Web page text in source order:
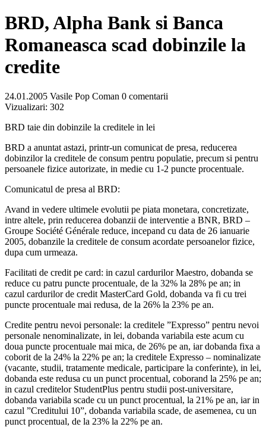
BRD, Alpha Bank si Banca
Romaneasca scad dobinzile la
credite
24.01.2005 Vasile Pop Coman 0 comentarii
Vizualizari: 302
BRD taie din dobinzile la creditele in lei
BRD a anuntat astazi, printr-un comunicat de presa, reducerea
dobinzilor la creditele de consum pentru populatie, precum si pentru
persoanele fizice autorizate, in medie cu 1-2 puncte procentuale.
Comunicatul de presa al BRD:
Avand in vedere ultimele evolutii pe piata monetara, concretizate,
intre altele, prin reducerea dobanzii de interventie a BNR, BRD –
Groupe Société Générale reduce, incepand cu data de 26 ianuarie
2005, dobanzile la creditele de consum acordate persoanelor fizice,
dupa cum urmeaza.
Facilitati de credit pe card: in cazul cardurilor Maestro, dobanda se
reduce cu patru puncte procentuale, de la 32% la 28% pe an; in
cazul cardurilor de credit MasterCard Gold, dobanda va fi cu trei
puncte procentuale mai redusa, de la 26% la 23% pe an.
Credite pentru nevoi personale: la creditele ”Expresso” pentru nevoi
personale nenominalizate, in lei, dobanda variabila este acum cu
doua puncte procentuale mai mica, de 26% pe an, iar dobanda fixa a
coborit de la 24% la 22% pe an; la creditele Expresso – nominalizate
(vacante, studii, tratamente medicale, participare la conferinte), in lei,
dobanda este redusa cu un punct procentual, coborand la 25% pe an;
in cazul creditelor StudentPlus pentru studii post-universitare,
dobanda variabila scade cu un punct procentual, la 21% pe an, iar in
cazul ”Creditului 10”, dobanda variabila scade, de asemenea, cu un
punct procentual, de la 23% la 22% pe an.